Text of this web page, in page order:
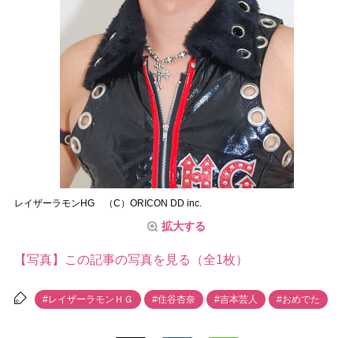
レイザーラモンHG （C）ORICON DD inc.
拡大する
【写真】この記事の写真を見る（全1枚）
#レイザーラモンＨＧ #住谷杏奈 #吉本芸人 #おめでた